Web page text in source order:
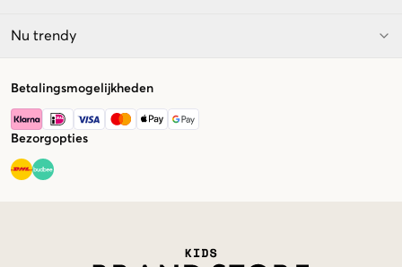
Nu trendy
Betalingsmogelijkheden
Bezorgopties